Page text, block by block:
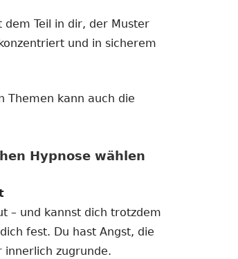
Teil in dir, der Muster
und in sicherem
Themen kann auch die
Hypnose wählen
– und kannst dich trotzdem
fest. Du hast Angst, die
innerlich zugrunde.